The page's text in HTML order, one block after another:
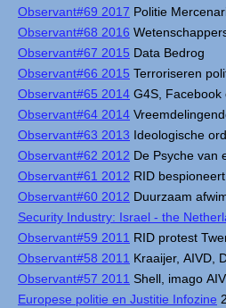
Observant#69 2017 Politie
Observant#68 2016
Observant#67 2015 Data Bedrog
Observant#66 2015 Terroriseren
Observant#65 2014 G4S, Facebook
Observant#64 2014
Observant#63 2013 Ideologische
Observant#62 2012 De Psyche van
Observant#61 2012 RID
Observant#60 2012 Duurzaam
Security Industry: Israel - the
Observant#59 2011 RID protest
Observant#58 2011 Kraaijer, AIVD,
Observant#57 2011 Shell, imago
Europese politie en Justitie Infozine